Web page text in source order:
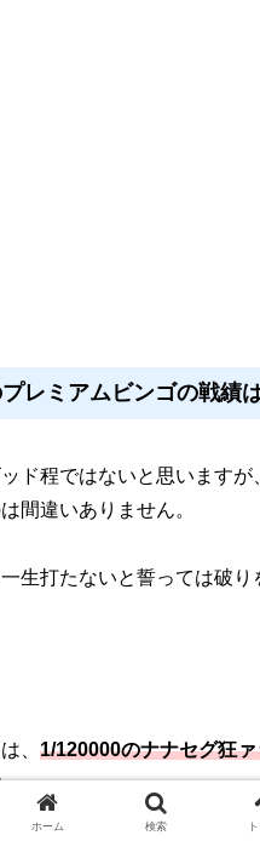
レミアムビンゴの戦績
ド程ではないと思います
間違いありません。
生打たないと誓っては破り
、 1/120000のナナセグ狂
ホーム 検索